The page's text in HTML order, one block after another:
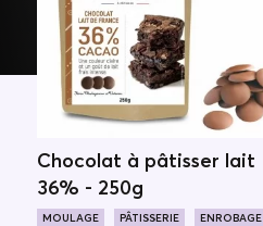
Chocolat à pâtisser lait
36% - 250g
MOULAGE PÂTISSERIE ENROBAGE